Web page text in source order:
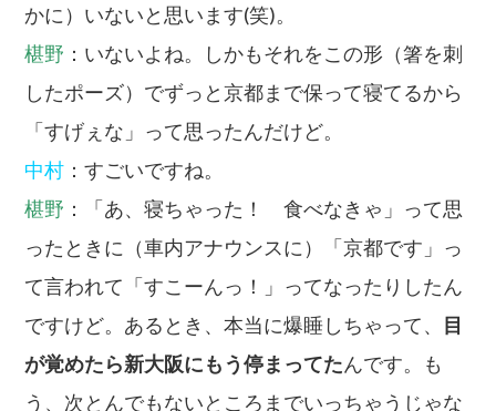
かに）いないと思います(笑)。
椹野 ：いないよね。しかもそれをこの形（箸を刺
したポーズ）でずっと京都まで保って寝てるから
「すげぇな」って思ったんだけど。
中村 ：すごいですね。
椹野 ：「あ、寝ちゃった！ 食べなきゃ」って思
ったときに（車内アナウンスに）「京都です」っ
て言われて「すこーんっ！」ってなったりしたん
ですけど。あるとき、本当に爆睡しちゃって、 目
が覚めたら新大阪にもう停まってたんです。も
う、次とんでもないところまでいっちゃうじゃな